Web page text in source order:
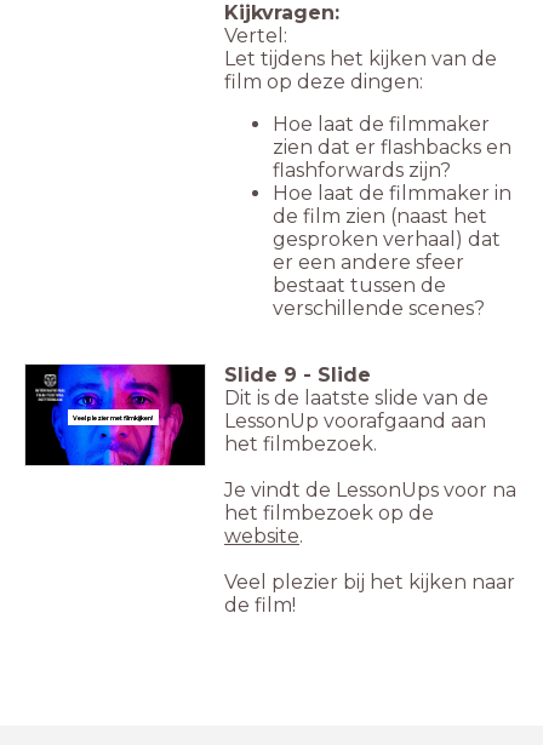
Kijkvragen:
Vertel:
Let tijdens het kijken van de
film op deze dingen:
Hoe laat de filmmaker
zien dat er flashbacks en
flashforwards zijn?
Hoe laat de filmmaker in
de film zien (naast het
gesproken verhaal) dat
er een andere sfeer
bestaat tussen de
verschillende scenes?
Veel plezier met filmkijken!
Slide 9 - Slide
Dit is de laatste slide van de
LessonUp voorafgaand aan
het filmbezoek.
Je vindt de LessonUps voor na
het filmbezoek op de
website.
Veel plezier bij het kijken naar
de film!